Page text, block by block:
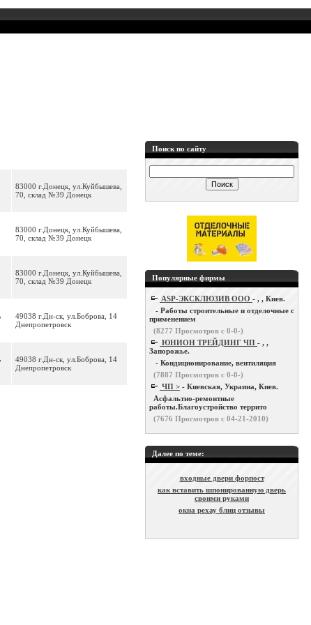
83000 г.Донецк, ул.Куйбышева,
70, склад №39 Донецк
83000 г.Донецк, ул.Куйбышева,
70, склад №39 Донецк
83000 г.Донецк, ул.Куйбышева,
70, склад №39 Донецк
49038 г.Дн-ск, ул.Боброва, 14
Днепропетровск
49038 г.Дн-ск, ул.Боброва, 14
Днепропетровск
Поиск по сайту
Популярные фирмы
ASP-ЭКСКЛЮЗИВ ООО - , , Киев.
- Работы строительные и отделочные с
применением
(8277 Просмотров с 0-0-)
ЮНИОН ТРЕЙДИНГ ЧП - , ,
Запорожье.
- Кондиционирование, вентиляция
(7887 Просмотров с 0-0-)
ЧП > - Киевская, Украина, Киев.
Асфальтно-ремонтные
работы.Благоустройство террито
(7676 Просмотров с 04-21-2010)
Далее по теме:
входные двери форпост
как вставить шпонированную дверь
своими руками
окна рехау блиц отзывы